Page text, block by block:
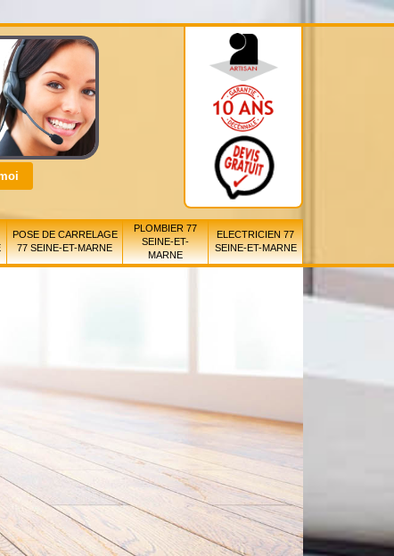
POSE DE CARRELAGE
77 SEINE-ET-MARNE
PLOMBIER 77
SEINE-ET-
MARNE
ELECTRICIEN 77
SEINE-ET-MARNE